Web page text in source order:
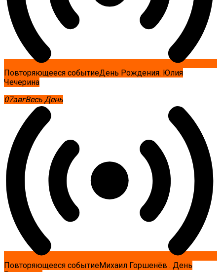
Повторяющееся событиеДень Рождения. Юлия
Чечерина
07авгВесь День
Повторяющееся событиеМихаил Горшенёв . День